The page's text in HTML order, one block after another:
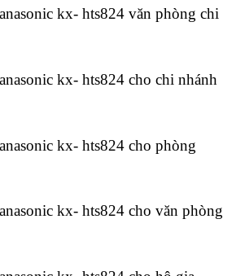
kx- hts824 văn phòng chi
kx- hts824 cho chi nhánh
kx- hts824 cho phòng
kx- hts824 cho văn phòng